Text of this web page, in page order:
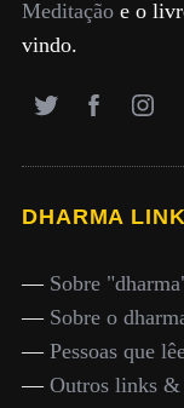
Meditaçãoe o
vindo.
DHARMA
— Sobre
— Sobre o
— Pessoas que
— Outros links &